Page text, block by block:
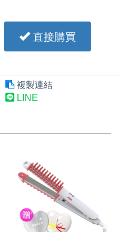
直接購買
複製連結
LINE